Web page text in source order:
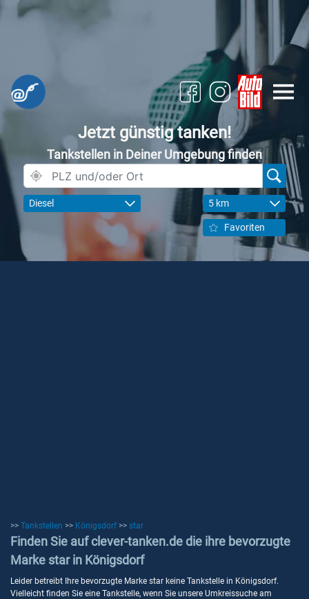
Jetzt günstig tanken!
Tankstellen in Deiner Umgebung finden
Diesel 5 km
Favoriten
>> Tankstellen >> Königsdorf >> star
Finden Sie auf clever-tanken.de die ihre bevorzugte
Marke star in Königsdorf
Leider betreibt Ihre bevorzugte Marke star keine Tankstelle in Königsdorf.
Vielleicht finden Sie eine Tankstelle, wenn Sie unsere Umkreissuche am